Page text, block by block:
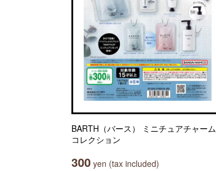
BARTH（バース） ミニチュアチャーム
コレクション
300 yen (tax included)